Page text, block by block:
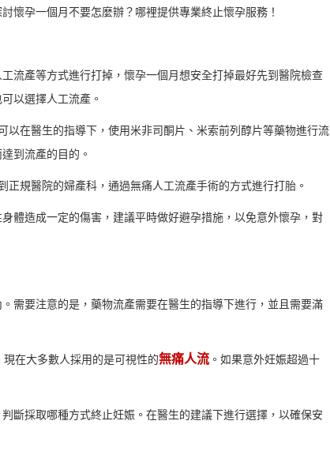
懷孕一個月不要怎麼辦？哪裡提供專業終止懷孕服務！
流產等方式進行打掉，懷孕一個月想安全打掉最好先到醫院檢查
以選擇人工流產。
在醫生的指導下，使用米非司酮片、米索前列醇片等藥物進行流
到流產的目的。
規醫院的婦產科，通過無痛人工流產手術的方式進行打胎。
體造成一定的傷害，建議平時做好避孕措施，以免意外懷孕，對
需要注意的是，藥物流產需要在醫生的指導下進行，並且需要滿
在大多數人採用的是可視性的無痛人流 。如果意外妊娠超過十
斷採取哪種方式終止妊娠。在醫生的建議下進行選擇，以確保安